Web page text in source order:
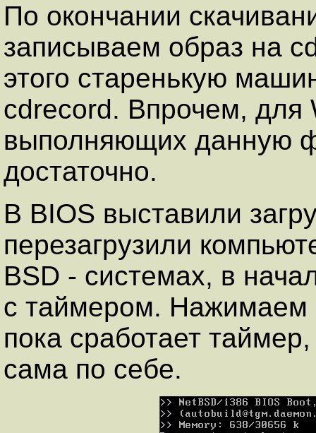
По окончании
записываем образ на
этого старенькую
cdrecord. Впрочем, для
выполняющих данную
достаточно.
В BIOS выставили
перезагрузили
BSD - системах, в
с таймером. Нажимаем
пока сработает
сама по себе.